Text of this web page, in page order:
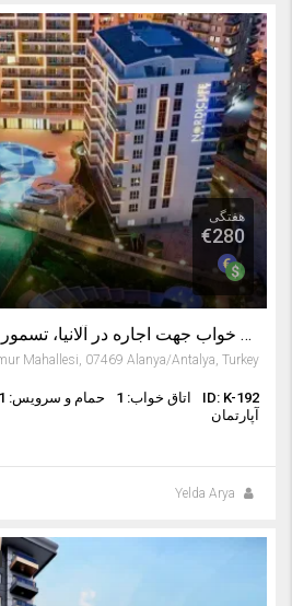
هفتگی
€280
اجاره آپارتمان آلانیا ترکیه – آپارتمان یک خواب جهت اجاره در آلانیا، تسمور در مجتمع نوردیک لایف
Mahallesi, 07469 Alanya/Antalya, Turkey
ID: K-192 اتاق خواب: 1 حمام و سرویس: 1
آپارتمان
Yelda Arya